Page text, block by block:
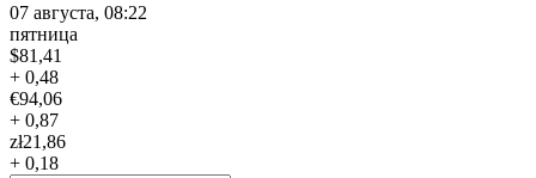
07 августа, 08:22
пятница
$81,41
+ 0,48
€94,06
+ 0,87
zł21,86
+ 0,18